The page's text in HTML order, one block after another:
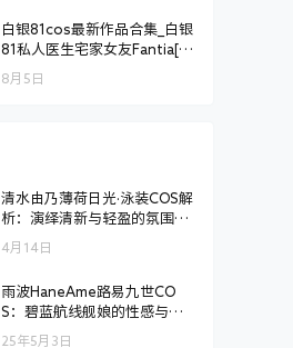
白银81cos最新作品合集_白银
81私人医生宅家女友Fantia[持
续更新]
8月5日
清水由乃薄荷日光·泳装COS解
析：演绎清新与轻盈的氛围张
力
4月14日
雨波HaneAme路易九世CO
S：碧蓝航线舰娘的性感与贵
族气质
25年5月3日